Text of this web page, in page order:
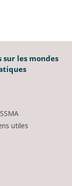
sur les mondes
utiles